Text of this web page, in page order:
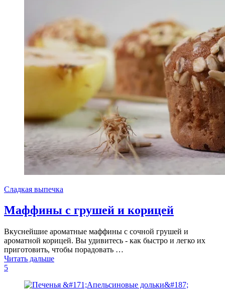
Сладкая выпечка
Маффины с грушей и корицей
Вкуснейшие ароматные маффины с сочной грушей и
ароматной корицей. Вы удивитесь - как быстро и легко их
приготовить, чтобы порадовать …
Читать дальше
5